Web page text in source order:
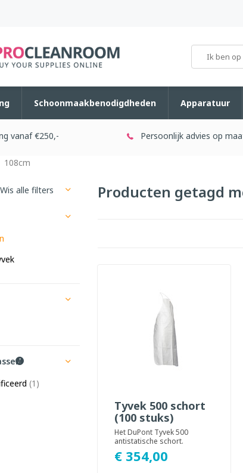
Schoonmaakbenodigdheden Apparatuur
vanaf €250,- Persoonlijk advies op
108cm
Producten getagd
Tyvek 500 schort
(100 stuks)
Het DuPont Tyvek 500
antistatische schort.
Geadviseerd voor gebruik in
cleanroom omgevinge...
€ 354,00
Wis alle filters
(1)